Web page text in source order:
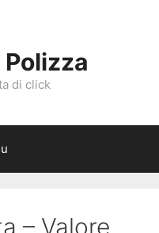
di click
– Valore